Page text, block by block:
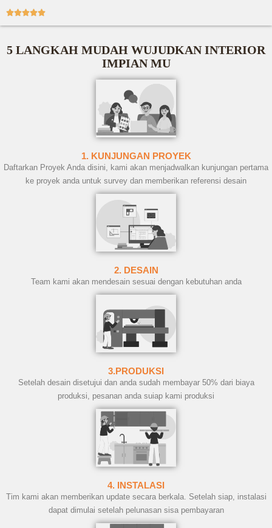

5 LANGKAH MUDAH WUJUDKAN INTERIOR
IMPIAN MU
1. KUNJUNGAN PROYEK
Daftarkan Proyek Anda disini, kami akan menjadwalkan kunjungan pertama
ke proyek anda untuk survey dan memberikan referensi desain
2. DESAIN
Team kami akan mendesain sesuai dengan kebutuhan anda
3.PRODUKSI
Setelah desain disetujui dan anda sudah membayar 50% dari biaya
produksi, pesanan anda suiap kami produksi
4. INSTALASI
Tim kami akan memberikan update secara berkala. Setelah siap, instalasi
dapat dimulai setelah pelunasan sisa pembayaran